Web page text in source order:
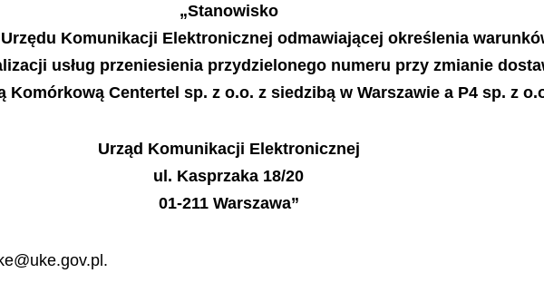
„Stanowisko
Komunikacji Elektronicznej odmawiającej określenia
usług przeniesienia przydzielonego numeru przy zmianie
Centertel sp. z o.o. z siedzibą w Warszawie a P4 sp. z
Urząd Komunikacji Elektronicznej
ul. Kasprzaka 18/20
01-211 Warszawa”